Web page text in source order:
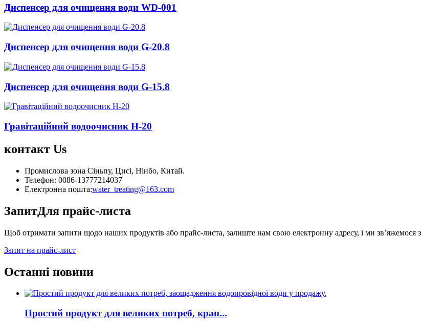
Диспенсер для очищення води WD-001
Диспенсер для очищення води G-20.8
Диспенсер для очищення води G-15.8
Гравітаційний водоочисник Н-20
контакт Us
Промислова зона Сіньпу, Цисі, Нінбо, Китай.
Телефон: 0086-13777214037
Електронна пошта:water_treating@163.com
ЗапитДля прайс-листа
Щоб отримати запити щодо наших продуктів або прайс-листа, залиште нам свою електронну адресу, і ми зв’яжемося
Запит на прайс-лист
Останні новини
Простий продукт для великих потреб, кран...